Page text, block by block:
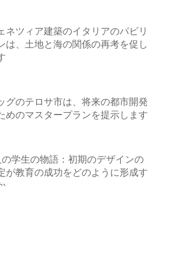
ネツィア建築のイタリアのパビリ
は、土地と海の関係の再考を促し
グのテロサ市は、将来の都市開発
めのマスタープランを提示します
学生の物語：初期のデザインの
が教育の成功をどのように形成す